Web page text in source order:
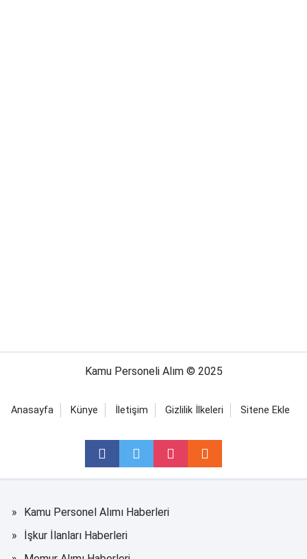
Kamu Personeli Alım © 2025
Anasayfa Künye İletişim Gizlilik İlkeleri Sitene Ekle
Kamu Personel Alımı Haberleri
İşkur İlanları Haberleri